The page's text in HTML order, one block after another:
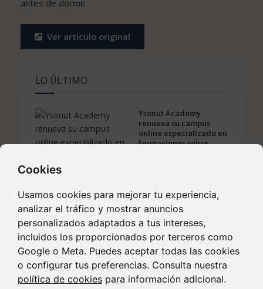
Cookies
Usamos cookies para mejorar tu experiencia,
analizar el tráfico y mostrar anuncios
personalizados adaptados a tus intereses,
incluidos los proporcionados por terceros como
Google o Meta. Puedes aceptar todas las cookies
o configurar tus preferencias. Consulta nuestra
política de cookies para información adicional.
antes de dormir
Ver artículo original
LO ÚLTIMO
Ysonut Academy
renueva su campus
online especializado en
formaciones sobre
Laboratorios Ysonut
eleva su apuesta BIO
con el lanzamiento de
PHYTO
10 ene. 2022